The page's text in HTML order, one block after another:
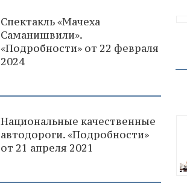
Спектакль «Мачеха
Саманишвили».
«Подробности» от 22 февраля
2024
Национальные качественные
автодороги. «Подробности»
от 21 апреля 2021